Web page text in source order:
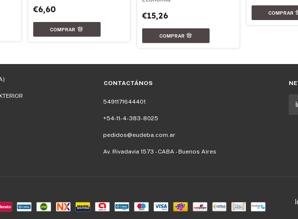
€6,60
€15,26
CONTACTÁNOS
5491171644401
+54-11-4-383-8025
pedidos@eudeba.com.ar
Av. Rivadavia 1573 - CABA - Buenos Aires